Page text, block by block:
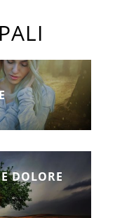
DOLORE